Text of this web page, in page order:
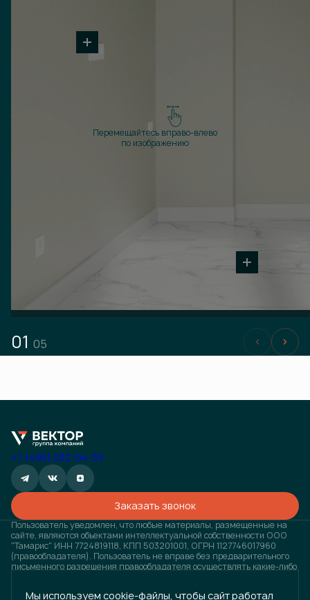
Перемещайтесь вправо-влево
по изображению
01 05
+7 (495) 032-94-33
Заказать звонок
Пользователь уведомлен, что любые материалы, размещенные на
сайте, являются объектами интеллектуальной собственности ООО
"Тамарис" ИНН 7724819118, КПП 503201001, ОГРН 1127746017960
(правообладателя). Пользователь не вправе без предварительного
письменного разрешения правообладателя осуществлять какие-либо
штрафов, предусмотренных законодательством РФ, а также на
Мы используем cookie-файлы, чтобы сайт работал